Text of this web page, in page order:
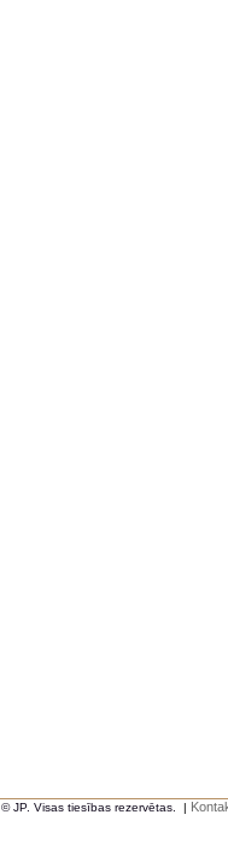
© JP. Visas tiesības rezervētas. |